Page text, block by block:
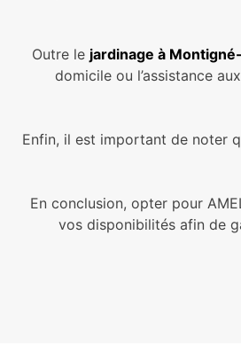
Outre le jardinage à
domicile ou l’assistance
Enfin, il est important de noter
En conclusion, opter pour
vos disponibilités afin de